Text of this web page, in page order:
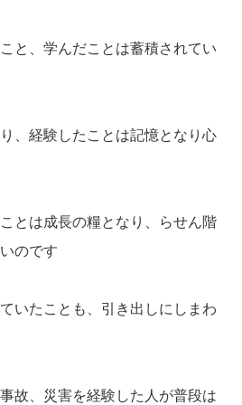
と、学んだことは蓄積されてい
、経験したことは記憶となり心
とは成長の糧となり、らせん階
のです
いたことも、引き出しにしまわ
故、災害を経験した人が普段は